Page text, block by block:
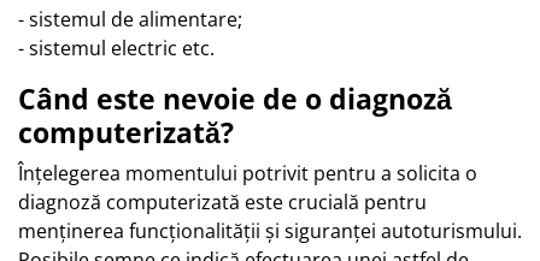
- sistemul de alimentare;
- sistemul electric etc.
Când este nevoie de o diagnoză
computerizată?
Înțelegerea momentului potrivit pentru a solicita o
diagnoză computerizată este crucială pentru
menținerea funcționalității și siguranței autoturismului.